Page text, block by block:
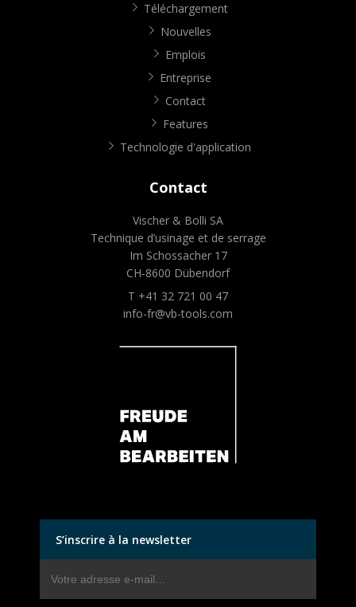
Téléchargement
Nouvelles
Emplois
Entreprise
Contact
Features
Technologie d'application
Contact
Vischer & Bolli SA
Technique d’usinage et de serrage
Im Schossacher 17
CH-8600 Dübendorf
T +41 32 721 00 47
info-fr@vb-tools.com
S’inscrire à la newsletter